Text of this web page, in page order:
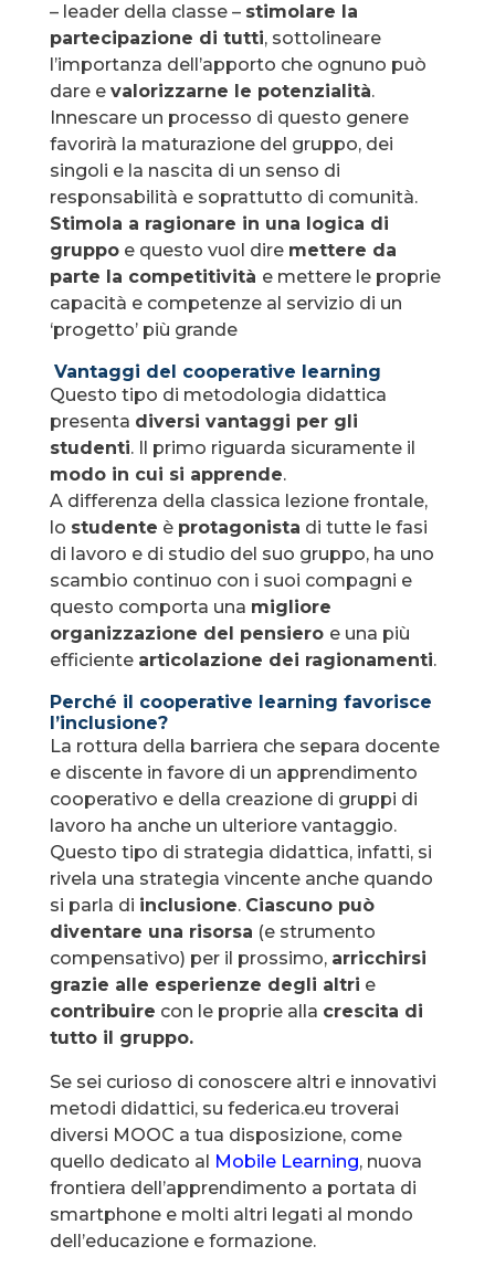
– leader della classe – stimolare la
partecipazione di tutti, sottolineare
l’importanza dell’apporto che ognuno può
dare e valorizzarne le potenzialità.
Innescare un processo di questo genere
favorirà la maturazione del gruppo, dei
singoli e la nascita di un senso di
responsabilità e soprattutto di comunità.
Stimola a ragionare in una logica di
gruppoe questo vuol dire mettere da
parte la competitività e mettere le proprie
capacità e competenze al servizio di un
‘progetto’ più grande
Vantaggi del cooperative learning
Questo tipo di metodologia didattica
presenta diversi vantaggi per gli
studenti. Il primo riguarda sicuramente il
modo in cui si apprende.
A differenza della classica lezione frontale,
lo studente è protagonista di tutte le fasi
di lavoro e di studio del suo gruppo, ha uno
scambio continuo con i suoi compagni e
questo comporta una migliore
organizzazione del pensiero e una più
efficiente articolazione dei ragionamenti.
Perché il cooperative learning favorisce
l’inclusione?
La rottura della barriera che separa docente
e discente in favore di un apprendimento
cooperativo e della creazione di gruppi di
lavoro ha anche un ulteriore vantaggio.
Questo tipo di strategia didattica, infatti, si
rivela una strategia vincente anche quando
si parla di inclusione. Ciascuno può
diventare una risorsa (e strumento
compensativo) per il prossimo, arricchirsi
grazie alle esperienze degli altri e
contribuire con le proprie alla crescita di
tutto il gruppo.
Se sei curioso di conoscere altri e innovativi
metodi didattici, su federica.eu troverai
diversi MOOC a tua disposizione, come
quello dedicato al
Mobile Learning, nuova
frontiera dell’apprendimento a portata di
smartphone e molti altri legati al mondo
dell’educazione e formazione.